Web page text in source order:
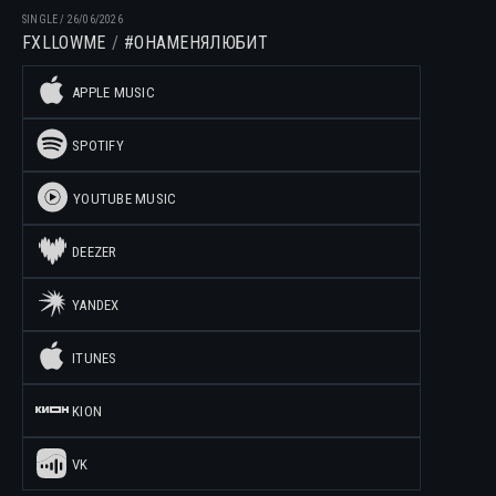
SINGLE/ 26/06/2026
FXLLOWME #ОНАМЕНЯЛЮБИТ
APPLE MUSIC
SPOTIFY
YOUTUBE MUSIC
DEEZER
YANDEX
ITUNES
KION
VK